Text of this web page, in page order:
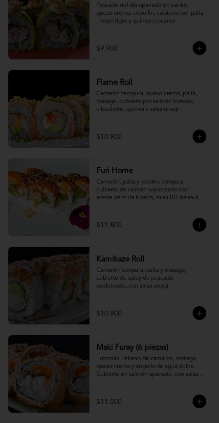
Pescado del día apanado en panko,
queso crema, cebollín, cubierto por palta
, mayo tigre y quinoa crocante.
$9.900
Flame Roll
Camarón tempura, queso crema, palta,
masago, cubierto por salmón tostado,
ciboulette, quínoa y salsa unagi
$10.900
Furi Home
Camarón, palta y verdeo tempura,
cubierto de salmón soploteado con
aceite de trufa blanca, salsa BH (salsa de
$11.500
Kamikaze Roll
Camarón tempura, palta y masago,
cubierto de spicy de pescado
sopleteado, con salsa unagi.
$10.900
Maki Furay (6 piezas)
Futomaki relleno de camarón, masago,
queso crema y anguila de agua dulce.
Cubierto en salmón apanado, con salsa
$11.500